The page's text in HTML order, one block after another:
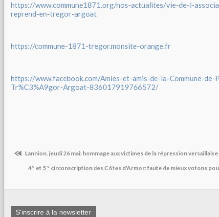
https://www.commune1871.org/nos-actualites/vie-de-l-
reprend-en-tregor-argoat
https://commune-1871-tregor.monsite-orange.fr
https://www.facebook.com/Amies-et-amis-de-la-Commune-
Tr%C3%A9gor-Argoat-836017919766572/
Lannion, jeudi 26 mai: hommage aux victimes de la répression
4° et 5 ° circonscription des Côtes d'Armor: faute de mieux votons
S'inscrire à la newsletter